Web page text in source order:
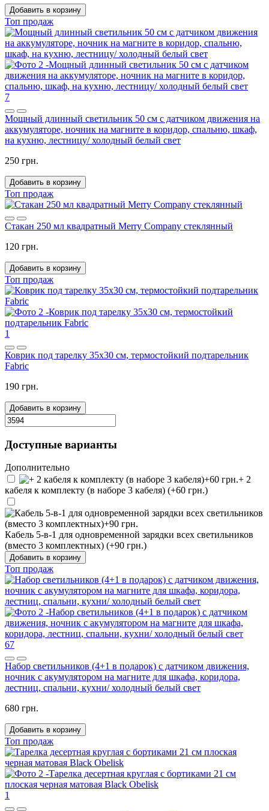
Добавить в корзину
Топ продаж
7
Мощный длинный светильник 50 см с датчиком движения на
аккумуляторе, ночник на магните в коридор, спальню, шкаф,
на кухню, лестницу/ холодный белый свет
250 грн.
Добавить в корзину
Топ продаж
Стакан 250 мл квадратный Merry Company стеклянный
120 грн.
Добавить в корзину
Топ продаж
1
Коврик под тарелку 35x30 см, термостойкий подтарельник
Fabric
190 грн.
Добавить в корзину
Доступные варианты
Дополнительно
+ 2
кабеля к комплекту (в наборе 3 кабеля) (+60 грн.)
Кабель 5-в-1 для одновременной зарядки всех светильников
(вместо 3 комплектных) (+90 грн.)
Добавить в корзину
Топ продаж
67
Набор светильников (4+1 в подарок) с датчиком движения,
ночник с акумулятором на магните для шкафа, коридора,
лестниц, спальни, кухни/ холодный белый свет
680 грн.
Добавить в корзину
Топ продаж
1